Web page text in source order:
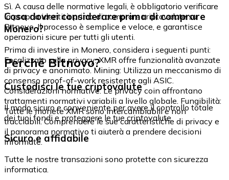
Sì. A causa delle normative legali, è obbligatorio verificare
la propria identità prima di comprare criptovalute su
Bitnovo. Il processo è semplice e veloce, e garantisce
operazioni sicure per tutti gli utenti.
Cosa dovrei considerare prima di comprare
Monero?
Prima di investire in Monero, considera i seguenti punti:
Focalizzato sulla privacy: XMR offre funzionalità avanzate
di privacy e anonimato. Mining: Utilizza un meccanismo di
consenso proof-of-work resistente agli ASIC.
Considerazioni normative: Le privacy coin affrontano
trattamenti normativi variabili a livello globale. Fungibilità:
Tutte le monete XMR sono intercambiabili e non
tracciabili. Comprendere le sue caratteristiche di privacy e
il panorama normativo ti aiuterà a prendere decisioni
informate.
Perché Bitnovo?
Custodisci le tue criptovalute
Il modo sicuro e conveniente per avere il controllo totale
dei tuoi fondi e proteggere le tue criptovalute.
Sicuro e affidabile
Tutte le nostre transazioni sono protette con sicurezza
informatica.